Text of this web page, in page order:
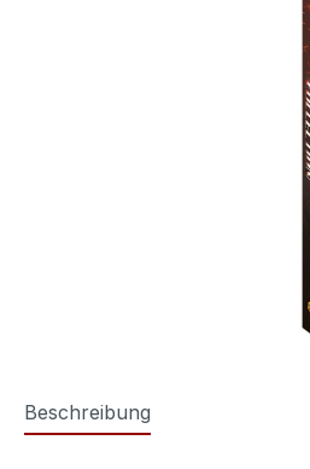
Beschreibung